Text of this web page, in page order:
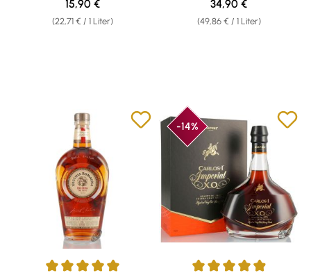
(22,71 € / 1 Liter)
Regulärer Preis:
15,90 €
(49,86 € / 1 Liter)
Regulärer Preis:
34,90 €
-14%